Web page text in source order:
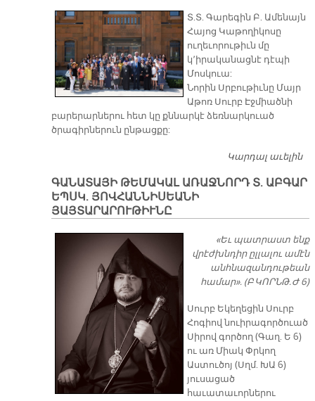
Տ.Տ. Գարեգին Բ. Ամենայն
Հայոց Կաթողիկոսը
ուղեւորութիւն մը
կ՚իրականացնէ դէպի
Մոսկուա:
Նորին Սրբութիւնը Մայր
Աթոռ Սուրբ Էջմիածնի
բարերարներու հետ կը քննարկէ ձեռնարկուած
ծրագիրներուն ընթացքը:
Կարդալ աւելին
ԳԱՆԱՏԱՅԻ ԹԵՄԱԿԱԼ ԱՌԱՋՆՈՐԴ Տ. ԱԲԳԱՐ
ԵՊՍԿ. ՅՈՎՀԱՆՆԻՍԵԱՆԻ
ՅԱՅՏԱՐԱՐՈՒԹԻՒՆԸ
«Եւ պատրաստ ենք
վրէժխնդիր ըլլալու ամէն
անհնազանդութեան
համար». (Բ ԿՈՐՆԹ. Ժ 6)
Սուրբ Եկեղեցին Սուրբ
Հոգիով նուիրագործուած
Սիրով գործող (Գաղ. Ե 6)
ու առ Միակ Փրկող
Աստուծոյ (Սղմ. ԽԱ 6)
յուսացած
հաւատաւորներու